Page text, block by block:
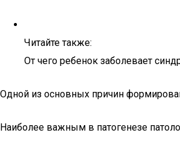
Читайте также:
От чего ребенок заболевает
Одной из основных причин
Наиболее важным в патогенезе